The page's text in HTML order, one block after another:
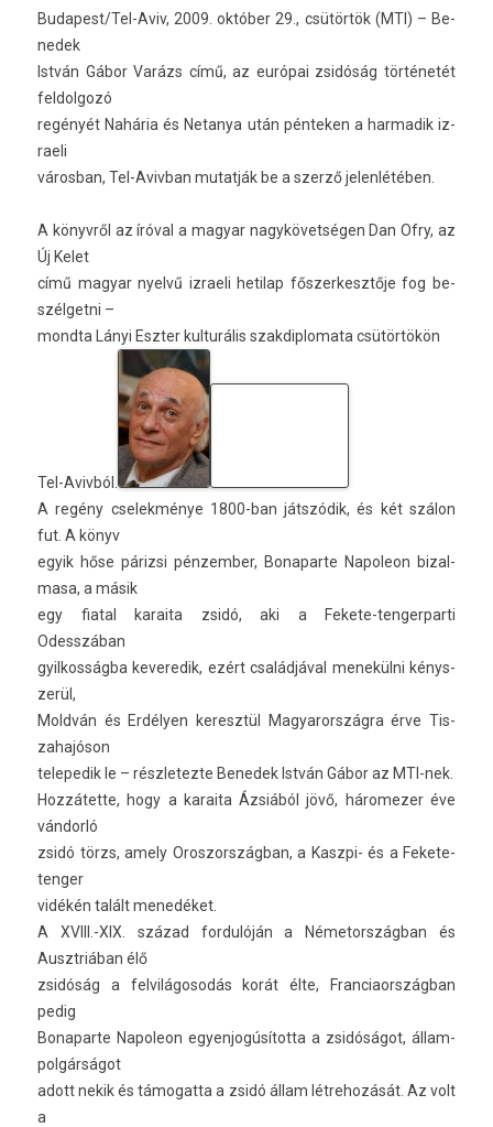
Budapest/Tel-Aviv, 2009. október 29., csütörtök (MTI) – Be­
nedek
István Gábor Varázs című, az európai zsidóság történetét
fel­dolgozó
regényét Nahária és Netanya után pén­tek­en a har­madik iz­
raeli
város­ban, Tel-Avivban mutat­ják be a szerző jelen­létéb­en.
A könyvről az íróval a magyar nagykövetségen Dan Ofry, az
Új Kelet
című magyar nyelvű iz­raeli hetilap fős­zerkesztője fog be­
szél­getni –
mondta Lányi Eszt­er kul­turális szak­diplomata csütörtökön
Tel-Avivból.
A regény cselek­ménye 1800-ban játszódik, és két szálon
fut. A könyv
egyik hőse párizsi pén­zemb­er, Bonapar­te Napoleon bi­zal­
masa, a másik
egy fiat­al karaita zsidó, aki a Fekete-tengerparti
Odesszában
gyil­kosság­ba keveredik, ezért családjával menekülni kénys­
zerül,
Moldván és Erdélyen keresztül Magyarország­ra érve Tis­
zahajóson
telepedik le – részletez­te Be­nedek István Gábor az MTI-nek.
Hozzátette, hogy a karaita Ázsiából jövő, háromez­er éve
vándorló
zsidó törzs, amely Oros­zország­ban, a Kaszpi- és a Fekete-
tenger
vidékén talált menedéket.
A XVIII.-XIX. század for­dulóján a Németország­ban és
Ausztriában élő
zsidóság a fel­világosodás korát élte, Fran­ciaország­ban
pedig
Bonapar­te Napoleon egyen­jogúsítot­ta a zsidóságot, állam­
polgár­ságot
adott nekik és támogat­ta a zsidó állam lét­rehozását. Az volt
a